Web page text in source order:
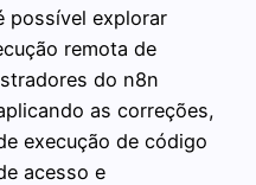
possível explorar
remota de
do n8n
as correções,
execução de código
acesso e